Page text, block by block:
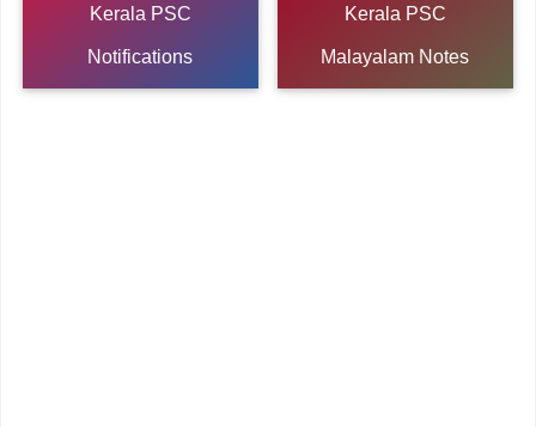
Kerala PSC
Notifications
Kerala PSC
Malayalam Notes